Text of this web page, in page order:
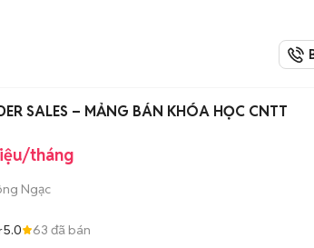
SALES – MẢNG BÁN KHÓA HỌC CNTT
tháng
Ngạc
5.0 63 đã bán